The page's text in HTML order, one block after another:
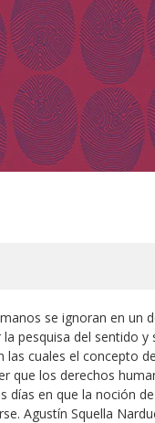
se ignoran en un
pesquisa del sentido
las cuales el concepto
que los derechos
días en que la noción
Agustín Squella